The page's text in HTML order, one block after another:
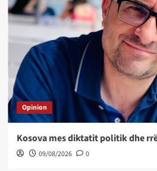
Opinion
Kosova mes diktatit politik dhe
09/08/2026 0